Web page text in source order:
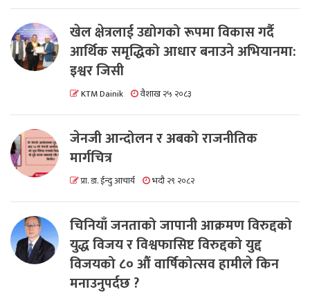
खेल क्षेत्रलाई उद्योगको रूपमा विकास गर्दै
आर्थिक समृद्धिको आधार बनाउने अभियानमा:
इश्वर जिसी
KTM Dainik वैशाख २५ २०८३
जेनजी आन्दोलन र अबको राजनीतिक
मार्गचित्र
प्रा. डा. ईन्दु आचार्य भदौ २९ २०८२
चिनियाँ जनताको जापानी आक्रमण विरुद्दको
युद्ध विजय र विश्वफासिष्ट विरुद्दको युद्द
विजयको ८० औं वार्षिकोत्सव हामीले किन
मनाउनुपर्दछ ?